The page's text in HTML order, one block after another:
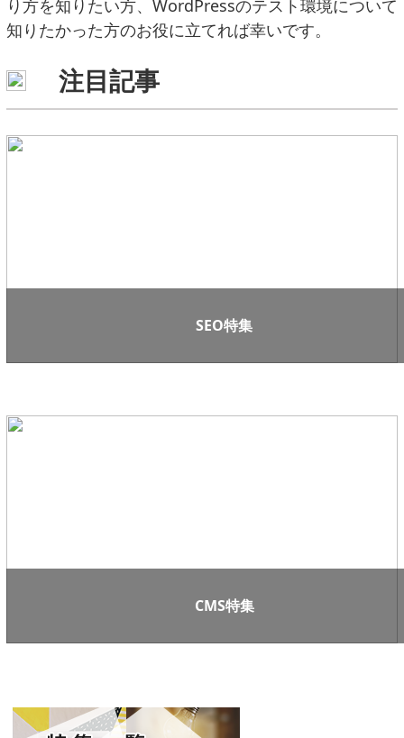
り方を知りたい方、WordPressのテスト環境について
知りたかった方のお役に立てれば幸いです。
注目記事
SEO特集
CMS特集